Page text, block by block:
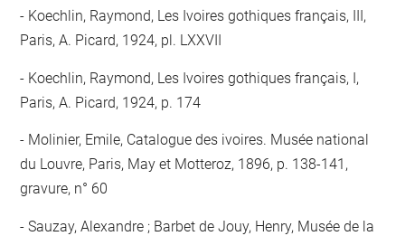
Koechlin, Raymond, Les Ivoires gothiques français, III,
Paris, A. Picard, 1924, pl. LXXVII
Koechlin, Raymond, Les Ivoires gothiques français, I,
Paris, A. Picard, 1924, p. 174
Molinier, Emile, Catalogue des ivoires. Musée national
du Louvre, Paris, May et Motteroz, 1896, p. 138-141,
gravure, n° 60
Sauzay, Alexandre ; Barbet de Jouy, Henry, Musée de la